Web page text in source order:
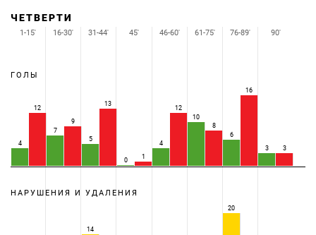
ЧЕТВЕРТИ
ГОЛЫ
4
12
7
9
5
13
0 1
4
12
10
8
6
16
3 3
НАРУШЕНИЯ И УДАЛЕНИЯ
14
20
1-15' 16-30' 31-44' 45' 46-60' 61-75' 76-89' 90'